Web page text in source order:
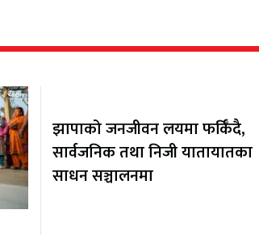
झापाको जनजीवन लयमा फर्किँदै,
सार्वजनिक तथा निजी यातायातका
साधन सञ्चालनमा